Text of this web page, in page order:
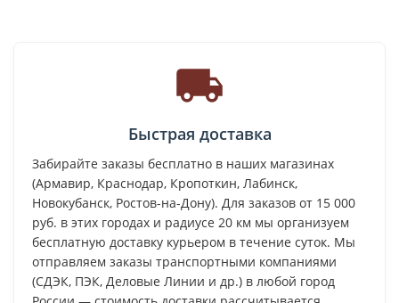
Быстрая доставка
Забирайте заказы бесплатно в наших магазинах
(Армавир, Краснодар, Кропоткин, Лабинск,
Новокубанск, Ростов-на-Дону). Для заказов от 15 000
руб. в этих городах и радиусе 20 км мы организуем
бесплатную доставку курьером в течение суток. Мы
отправляем заказы транспортными компаниями
(СДЭК, ПЭК, Деловые Линии и др.) в любой город